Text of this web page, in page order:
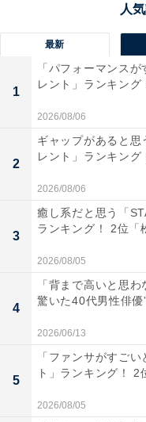
反町隆史さん
2位：竹内涼真『
最新
1
「パフォーマンス
レント」ランキング
2026/08/06
2
ギャップがあると思
レント」ランキング
2026/08/06
3
癒し系だと思う「
ランキング！ 2位「
2026/08/05
4
「背まで高いと思
驚いた40代男性俳優
2026/06/13
5
「ファンサがすご
ト」ランキング！ 2
2026/08/05